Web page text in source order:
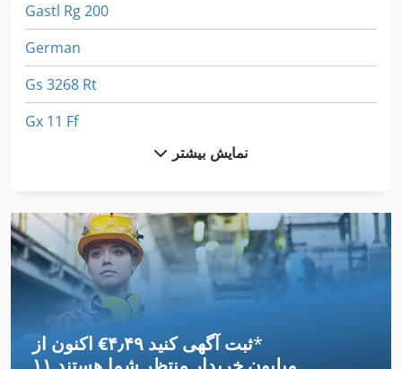
Gastl Rg 200
German
Gs 3268 Rt
Gx 11 Ff
International 1480
International 1486
International 1586
International 1754
نمایش بیشتر
اکنون از ‎€۴٫۴۹ ثبت آگهی کنید*